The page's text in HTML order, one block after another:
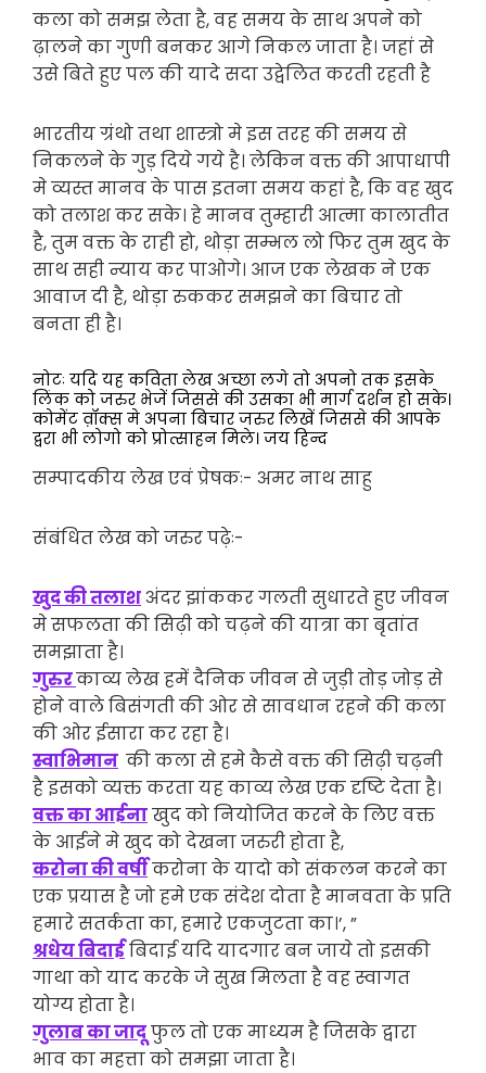
कला को समझ लेता है, वह समय के साथ अपने को
ढ़ालने का गुणी बनकर आगे निकल जाता है। जहां से
उसे बिते हुए पल की यादे सदा उद्वेलित करती रहती है
भारतीय ग्रंथो तथा शास्त्रो मे इस तरह की समय से
निकलने के गुड़ दिये गये है। लेकिन वक्त की आपाधापी
मे व्यस्त मानव के पास इतना समय कहां है, कि वह खुद
को तलाश कर सके। हे मानव तुम्हारी आत्मा कालातीत
है, तुम वक्त के राही हो, थोड़ा सम्भल लो फिर तुम खुद के
साथ सही न्याय कर पाओगे। आज एक लेखक ने एक
आवाज दी है, थोड़ा रुककर समझने का बिचार तो
बनता ही है।
नोटः यदि यह कविता लेख अच्छा लगे तो अपनो तक इसके
लिंक को जरुर भेजें जिससे की उसका भी मार्ग दर्शन हो सके।
कोमेंट व़ॉक्स मे अपना बिचार जरुर लिखें जिससे की आपके
द्वरा भी लोगो को प्रोत्साहन मिले। जय हिन्द
सम्पादकीय लेख एवं प्रेषकः- अमर नाथ साहु
संबंधित लेख को जरुर पढ़ेः-
खुद की तलाशअंदर झांककर गलती सुधारते हुए जीवन
मे सफलता की सिढ़ी को चढ़ने की यात्रा का बृतांत
समझाता है।
गुरुरकाव्य लेख हमें दैनिक जीवन से जुड़ी तोड़ जोड़ से
होने वाले बिसंगती की ओर से सावधान रहने की कला
की ओर ईसारा कर रहा है।
स्वाभिमान की कला से हमे कैसे वक्त की सिढ़ी चढ़नी
है इसको व्यक्त करता यह काव्य लेख एक दृष्टि देता है।
वक्त का आईनाखुद को नियोजित करने के लिए वक्त
के आईने मे खुद को देखना जरुरी होता है,
करोना की वर्षीकरोना के यादो को संकलन करने का
एक प्रयास है जो हमे एक संदेश दोता है मानवता के प्रति
हमारे सतर्कता का, हमारे एकजुटता का।’, ”
श्रधेय बिदाईबिदाई यदि यादगार बन जाये तो इसकी
गाथा को याद करके जे सुख मिलता है वह स्वागत
योग्य होता है।
गुलाब का जादूफुल तो एक माध्यम है जिसके द्वारा
भाव का महत्ता को समझा जाता है।